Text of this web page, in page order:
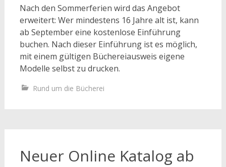
Nach den Sommerferien wird das Angebot
erweitert: Wer mindestens 16 Jahre alt ist, kann
ab September eine kostenlose Einführung
buchen. Nach dieser Einführung ist es möglich,
mit einem gültigen Büchereiausweis eigene
Modelle selbst zu drucken.
Rund um die Bücherei
Neuer Online Katalog ab